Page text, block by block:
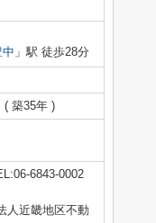
中 」駅 徒歩28分
( 築35年 )
6843-0002
近畿地区不動